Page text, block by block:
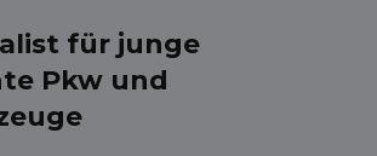
für junge
Pkw und